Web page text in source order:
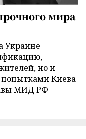
мира
Украине
но и
попытками Киева
МИД РФ